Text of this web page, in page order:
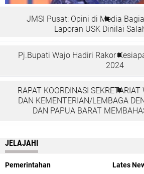
JMSI Pusat: Opini di Media
Laporan USK Dinilai
Pj.Bupati Wajo Hadiri Rakor
2024
RAPAT KOORDINASI SEKRETARIAT
DAN KEMENTERIAN/LEMBAGA
DAN PAPUA BARAT
JELAJAHI
Pemerintahan
Lates